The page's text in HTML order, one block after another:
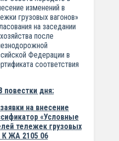
изменений в
грузовых вагонов»
на заседании
после
Федерации в
соответствия
повестки дня:
на внесение
«Условные
тележек грузовых
К ЖА 2105 06